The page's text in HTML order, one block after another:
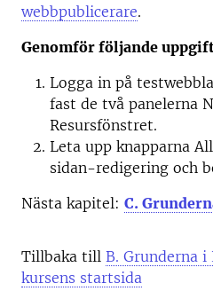
webbpublicerare.
Genomför följande
Logga in på
fast de två panelerna
Resursfönstret.
Leta upp knapparna
sidan-redigering och
Nästa kapitel: C.
Tillbaka till B. Grunderna i
kursens startsida